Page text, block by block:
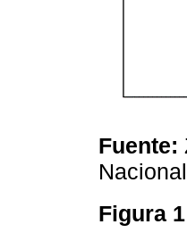
Fuente:
Figura 1